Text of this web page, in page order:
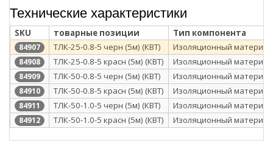
Технические характеристики
SKU товарные позиции Тип компонента
84907 ТЛК-25-0.8-5 черн (5м) (КВТ) Изоляционный материал
84908 ТЛК-25-0.8-5 красн (5м) (КВТ) Изоляционный материал
84909 ТЛК-50-0.8-5 черн (5м) (КВТ) Изоляционный материал
84910 ТЛК-50-0.8-5 красн (5м) (КВТ) Изоляционный материал
84911 ТЛК-50-1.0-5 черн (5м) (КВТ) Изоляционный материал
84912 ТЛК-50-1.0-5 красн (5м) (КВТ) Изоляционный материал